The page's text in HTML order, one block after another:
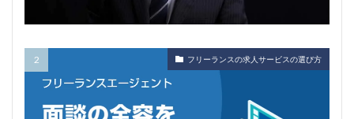
フリーランスの求人サービスの選び方